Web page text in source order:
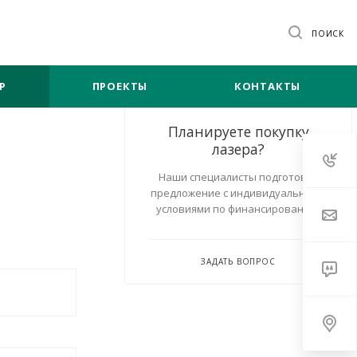
ПОИСК
ПРОЕКТЫ КОНТАКТЫ
Планируете покупку
лазера?
Наши специалисты подготовят
предложение с индивидуальными
условиями по финансированию.
ЗАДАТЬ ВОПРОС